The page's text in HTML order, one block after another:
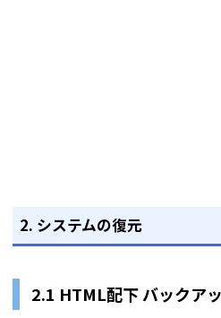
2. システムの復元
2.1 HTML配下 バックア